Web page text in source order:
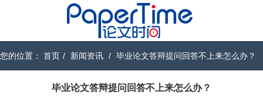
您的位置： 首页 / 新闻资讯 / 毕业论文答辩提问回答不上来怎么办？
毕业论文答辩提问回答不上来怎么办？